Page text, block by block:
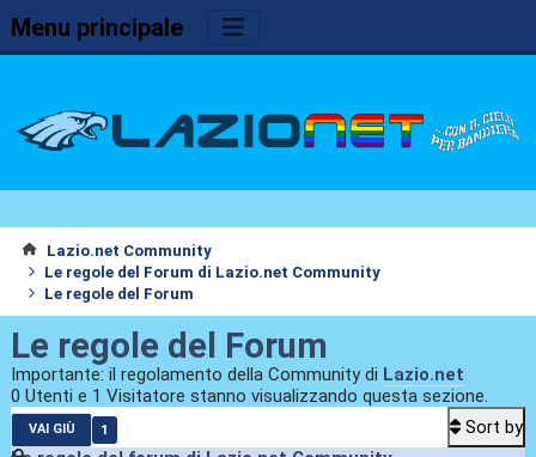
Menu principale
Lazio.net Community
Le regole del Forum di Lazio.net Community
Le regole del Forum
Le regole del Forum
Importante: il regolamento della Community di Lazio.net
0 Utenti e 1 Visitatore stanno visualizzando questa sezione.
VAI GIÙ 1
Sort by